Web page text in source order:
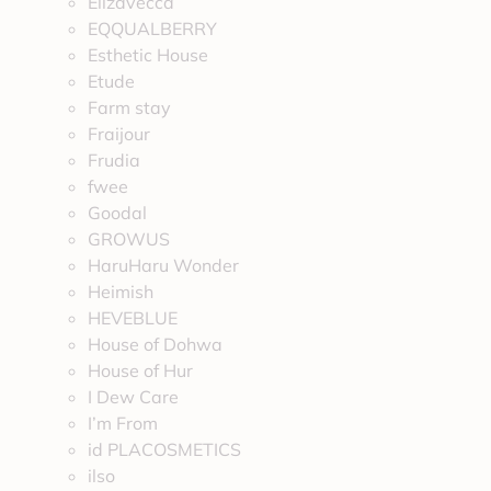
EQQUALBERRY
Esthetic House
Etude
Farm stay
Fraijour
Frudia
fwee
Goodal
GROWUS
HaruHaru Wonder
Heimish
HEVEBLUE
House of Dohwa
House of Hur
I Dew Care
I’m From
id PLACOSMETICS
ilso